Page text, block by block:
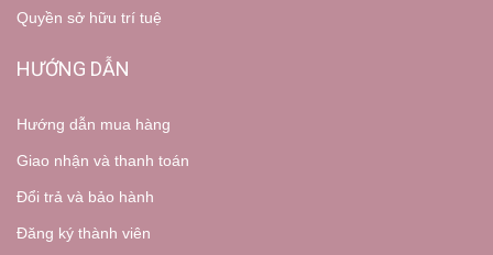
Quyền sở hữu trí tuệ
HƯỚNG DẪN
Hướng dẫn mua hàng
Giao nhận và thanh toán
Đổi trả và bảo hành
Đăng ký thành viên